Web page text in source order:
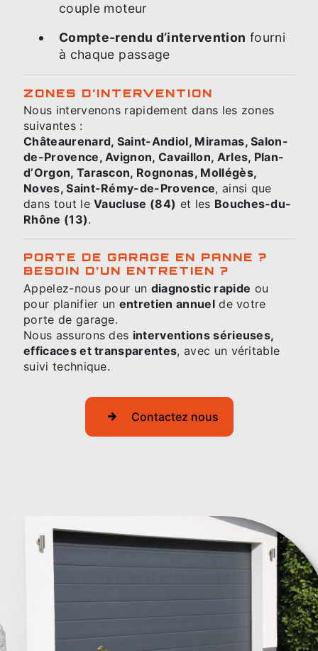
couple moteur
Compte-rendu d’intervention fourni
à chaque passage
ZONES D’INTERVENTION
Nous intervenons rapidement dans les zones
suivantes :
Châteaurenard, Saint-Andiol, Miramas, Salon-
de-Provence, Avignon, Cavaillon, Arles, Plan-
d’Orgon, Tarascon, Rognonas, Mollégès,
Noves, Saint-Rémy-de-Provence, ainsi que
dans tout leVaucluse (84) et les Bouches-du-
Rhône (13).
PORTE DE GARAGE EN PANNE ?
BESOIN D’UN ENTRETIEN ?
Appelez-nous pour un diagnostic rapide ou
pour planifier un entretien annuelde votre
porte de garage.
Nous assurons des interventions sérieuses,
efficaces et transparentes, avec un véritable
suivi technique.
Contactez nous